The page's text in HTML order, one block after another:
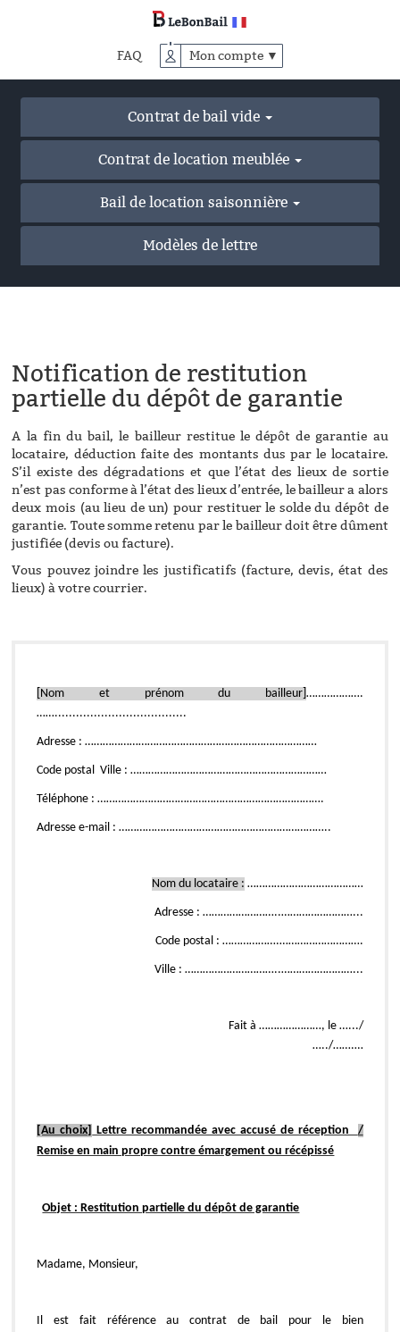
FAQ Mon compte ▼
Contrat de bail vide
Contrat de location meublée
Bail de location saisonnière
Modèles de lettre
Notification de restitution
partielle du dépôt de garantie
A la fin du bail, le bailleur restitue le dépôt de garantie au
locataire, déduction faite des montants dus par le locataire.
S’il existe des dégradations et que l’état des lieux de sortie
n’est pas conforme à l’état des lieux d’entrée, le bailleur a alors
deux mois (au lieu de un) pour restituer le solde du dépôt de
garantie. Toute somme retenu par le bailleur doit être dûment
justifiée (devis ou facture).
Vous pouvez joindre les justificatifs (facture, devis, état des
lieux) à votre courrier.
[Nom et prénom du bailleur] ……………….
…….....................................
Adresse : ……………………………………………………………………
Code postal Ville : …………………………………………………………
Téléphone : ………………………………………………………………….
Adresse e-mail : ……………………………………………………………..
Nom du locataire : …………………………………
Adresse : ……………………..……………………...
Code postal : ……………….……………………….
Ville : …………………………..……………………...
Fait à …………………, le ….../
…../…….…
[Au choix] Lettre recommandée avec accusé de réception /
Remise en main propre contre émargement ou récépissé
Objet : Restitution partielle du dépôt de garantie
Madame, Monsieur,
Il est fait référence au contrat de bail pour le bien